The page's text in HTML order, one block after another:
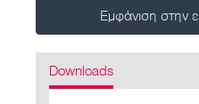
Εμφάνιση στην
Downloads